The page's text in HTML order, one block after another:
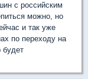
с российским
можно, но
и так уже
по переходу на
будет